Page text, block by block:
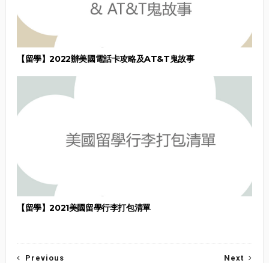
【留學】2022辦美國電話卡攻略及AT&T鬼故事
【留學】2021美國留學行李打包清單
Next
Previous